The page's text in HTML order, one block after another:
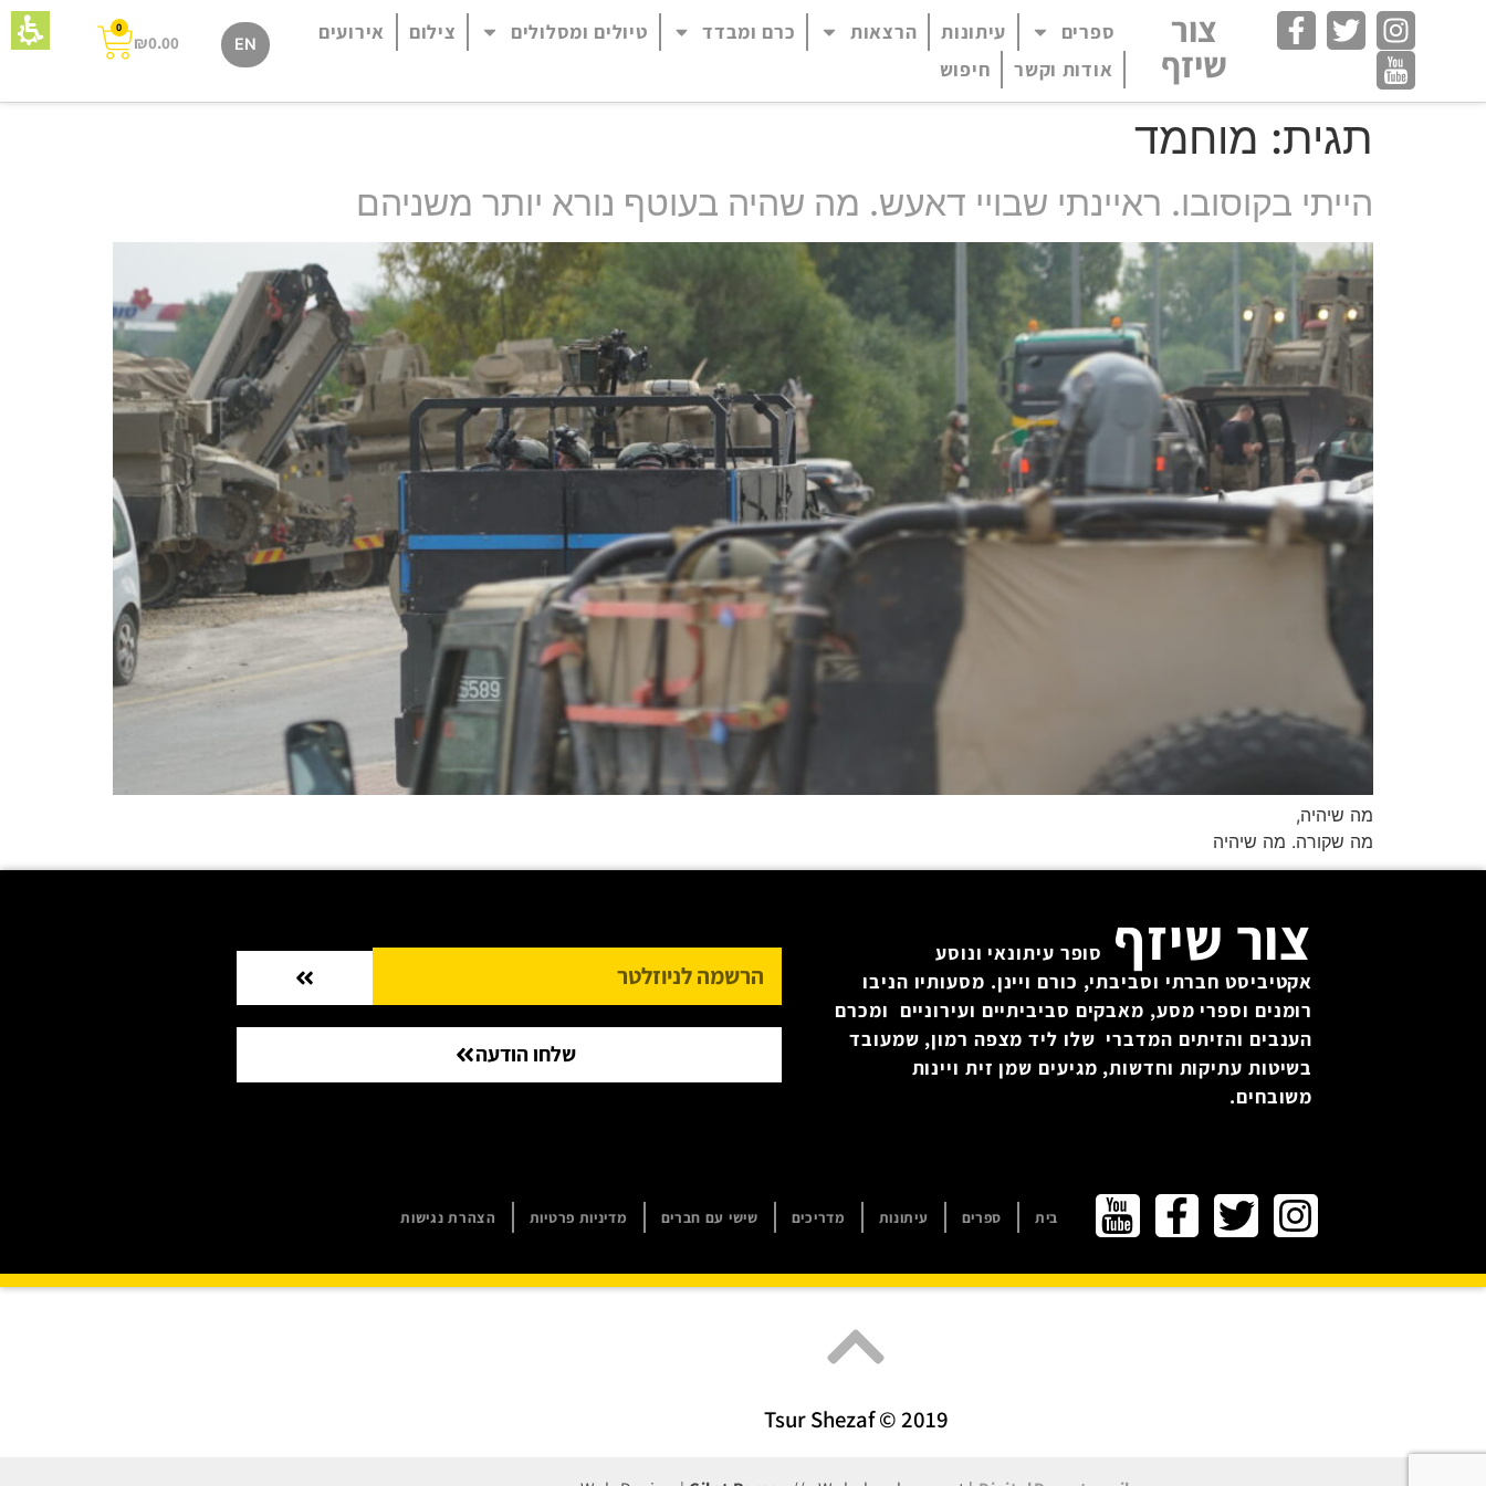
צור
שיזף
פתח תפריט במצב נגיש (התפריט יפתח בחלונית פופ-אפ)
ספרים עיתונות הרצאות כרם ומבדד טיולים ומסלולים צילום
אירועים
אודות וקשר
חיפוש
EN
₪0.00
0
תגית: מוחמד
הייתי בקוסובו. ראיינתי שבויי דאעש. מה שהיה בעוטף נורא יותר משניהם
מה שיהיה,
מה שקורה. מה שיהיה
צור שיזף סופר עיתונאי ונוסע
אקטיביסט חברתי וסביבתי, כורם ויינן. מסעותיו הניבו
רומנים וספרי מסע, מאבקים סביביתיים ועירוניים ומכרם
הענבים והזיתים המדברי שלו ליד מצפה רמון, שמעובד
בשיטות עתיקות וחדשות, מגיעים שמן זית ויינות
משובחים.
שלחו הודעה
בית ספרים עיתונות מדריכים שישי עם חברים מדיניות פרטיות הצהרת נגישות
Tsur Shezaf © 2019